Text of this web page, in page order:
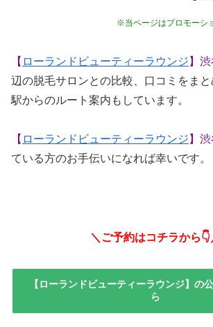
※当ページはプロモーシ
【 ローランドビューティーラウンジ 】
辺の脱毛サロンとの比較、口コミをまと
駅からのルート案内もしています。
【 ローランドビューティーラウンジ 】
ている方のお手伝いになれば幸いです。
＼ご予約はコチラから👇
【ローランドビューティーラウンジ】の
ら